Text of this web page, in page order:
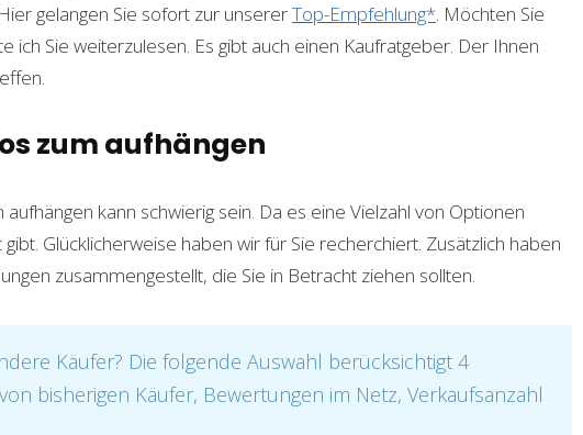
gelangen Sie sofort zur unsererTop-Empfehlung*. Möchten Sie
ich Sie weiterzulesen. Es gibt auch einen Kaufratgeber. Der Ihnen
zum aufhängen
kann schwierig sein. Da es eine Vielzahl von Optionen
Glücklicherweise haben wir für Sie recherchiert. Zusätzlich haben
zusammengestellt, die Sie in Betracht ziehen sollten.
Käufer? Die folgende Auswahl berücksichtigt 4
bisherigen Käufer, Bewertungen im Netz, Verkaufsanzahl